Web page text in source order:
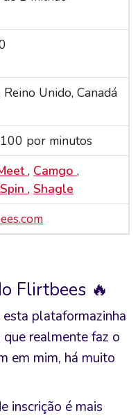
Reino Unido, Canadá
por minutos
, Camgo ,
, Shagle
Flirtbees 🔥
plataformazinha
realmente faz o
em mim, há muito
inscrição é mais